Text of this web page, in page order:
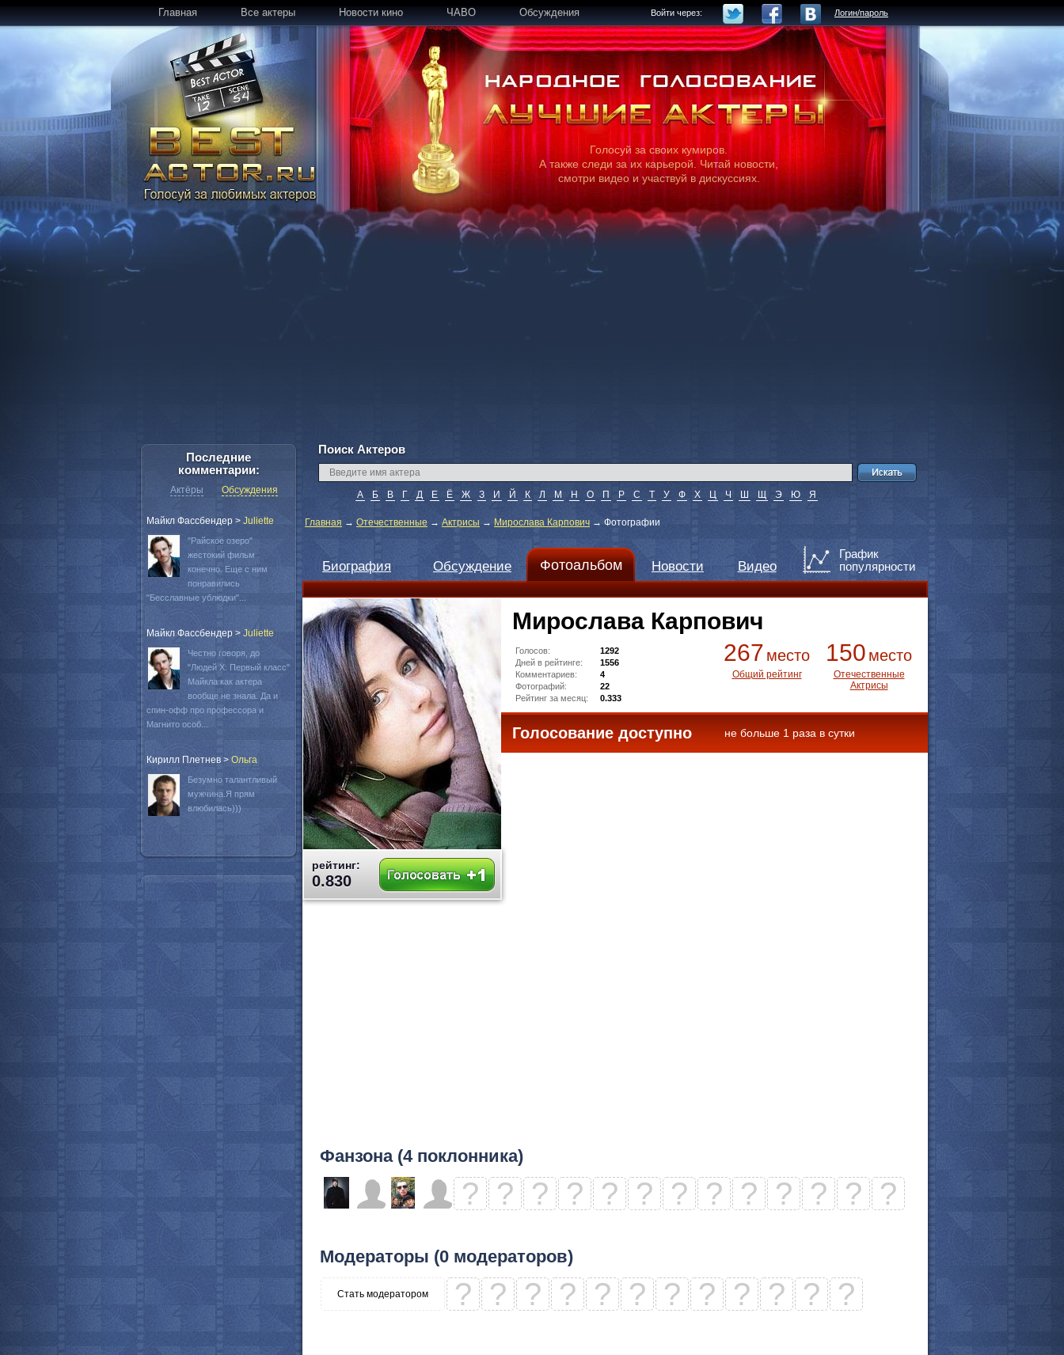
Главная Все актеры Новости кино ЧАВО Обсуждения Войти через: Логин/пароль
Голосуй за своих кумиров.
А также следи за их карьерой. Читай новости,
смотри видео и участвуй в дискуссиях.
Поиск Актеров
А Б В Г Д Е Ё Ж З И Й К Л М Н О П Р С Т У Ф Х Ц Ч Ш Щ Э Ю Я
Главная → Отечественные → Актрисы → Мирослава Карпович → Фотографии
Биография Обсуждение Фотоальбом Новости Видео
График
популярности
рейтинг:
0.830
Мирослава Карпович
267 место
Общий рейтинг
150 место
Отечественные
Актрисы
Голосов:
1292
Дней в рейтинге:
1556
Комментариев:
4
Фотографий:
22
Рейтинг за месяц:
0.333
Голосование доступно не больше 1 раза в сутки
Фанзона (4 поклонника)
? ? ? ? ? ? ? ? ? ? ? ? ?
Модераторы (0 модераторов)
Стать модератором ? ? ? ? ? ? ? ? ? ? ? ?
Последние
комментарии:
Актёры Обсуждения
Майкл Фассбендер > Juliette
"Райское озеро"
жестокий фильм
конечно. Еще с ним
понравились
"Бесславные ублюдки"...
Майкл Фассбендер > Juliette
Честно говоря, до
"Людей Х: Первый класс"
Майкла как актера
вообще не знала. Да и
спин-офф про профессора и
Магнито особ...
Кирилл Плетнев > Oльга
Безумно талантливый
мужчина.Я прям
влюбилась)))